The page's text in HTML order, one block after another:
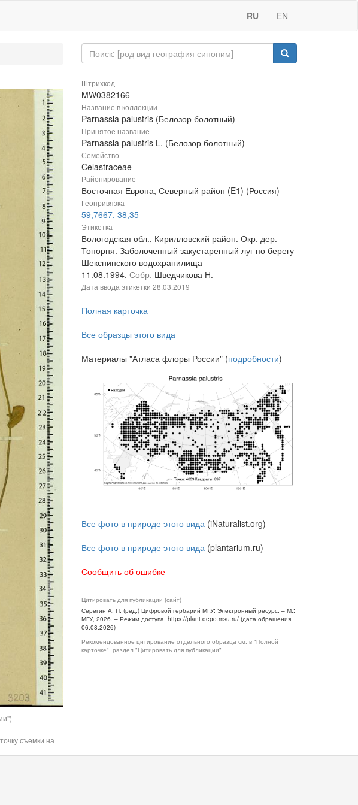
RU EN
съемки на
Штрихкод
MW0382166
Название в коллекции
Parnassia palustris (Белозор болотный)
Принятое название
Parnassia palustris L. (Белозор болотный)
Семейство
Celastraceae
Районирование
Восточная Европа, Северный район (E1) (Россия)
Геопривязка
59,7667, 38,35
Этикетка
Вологодская обл., Кирилловский район. Окр. дер.
Топорня. Заболоченный закустаренный луг по берегу
Шекснинского водохранилища
11.08.1994. Собр. Шведчикова Н.
Дата ввода этикетки 28.03.2019
Полная карточка
Все образцы этого вида
Материалы "Атласа флоры России" (подробности)
Все фото в природе этого вида (iNaturalist.org)
Все фото в природе этого вида (plantarium.ru)
Сообщить об ошибке
Цитировать для публикации (сайт)
Серегин А. П. (ред.) Цифровой гербарий МГУ: Электронный ресурс. – М.:
МГУ, 2026. – Режим доступа: https://plant.depo.msu.ru/ (дата обращения
06.08.2026)
Рекомендованное цитирование отдельного образца см. в "Полной
карточке", раздел "Цитировать для публикации"